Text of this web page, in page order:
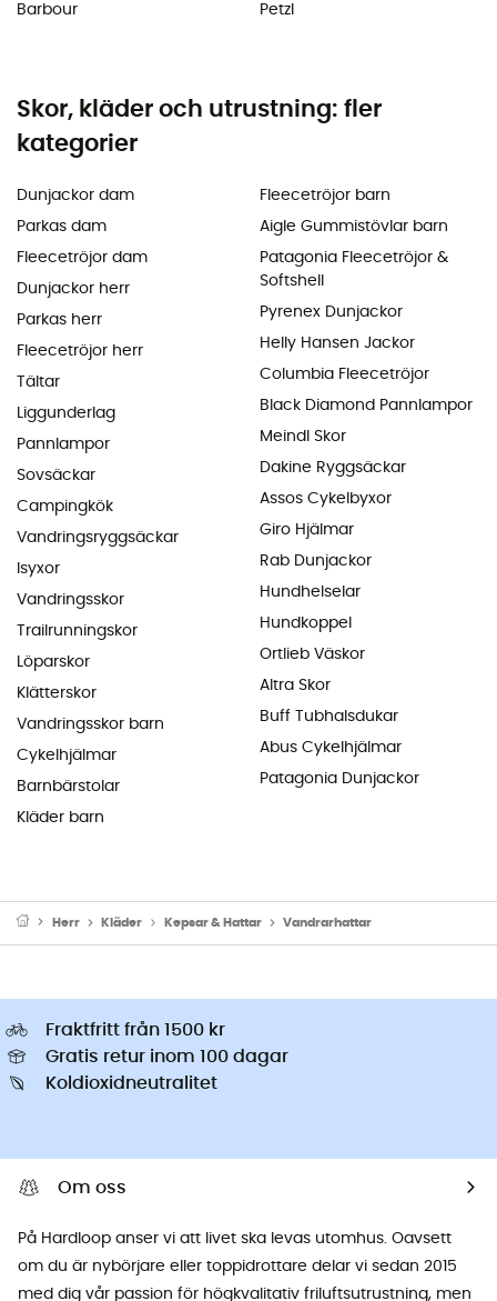
Barbour
Petzl
Skor, kläder och utrustning: fler
kategorier
Dunjackor dam
Parkas dam
Fleecetröjor dam
Dunjackor herr
Parkas herr
Fleecetröjor herr
Tältar
Liggunderlag
Pannlampor
Sovsäckar
Campingkök
Vandringsryggsäckar
Isyxor
Vandringsskor
Trailrunningskor
Löparskor
Klätterskor
Vandringsskor barn
Cykelhjälmar
Barnbärstolar
Kläder barn
Fleecetröjor barn
Aigle Gummistövlar barn
Patagonia Fleecetröjor &
Softshell
Pyrenex Dunjackor
Helly Hansen Jackor
Columbia Fleecetröjor
Black Diamond Pannlampor
Meindl Skor
Dakine Ryggsäckar
Assos Cykelbyxor
Giro Hjälmar
Rab Dunjackor
Hundhelselar
Hundkoppel
Ortlieb Väskor
Altra Skor
Buff Tubhalsdukar
Abus Cykelhjälmar
Patagonia Dunjackor
Herr Kläder Kepsar & Hattar Vandrarhattar
Fraktfritt från 1500 kr
Gratis retur inom 100 dagar
Koldioxidneutralitet
Om oss
På Hardloop anser vi att livet ska levas utomhus. Oavsett
om du är nybörjare eller toppidrottare delar vi sedan 2015
med dig vår passion för högkvalitativ friluftsutrustning, men